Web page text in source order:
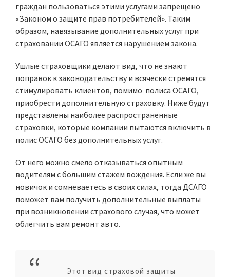
граждан пользоваться этими услугами запрещено
«Законом о защите прав потребителей». Таким
образом, навязывание дополнительных услуг при
страховании ОСАГО является нарушением закона.
Ушлые страховщики делают вид, что не знают
поправок к законодательству и всячески стремятся
стимулировать клиентов, помимо полиса ОСАГО,
приобрести дополнительную страховку. Ниже будут
представлены наиболее распространенные
страховки, которые компании пытаются включить в
полис ОСАГО без дополнительных услуг.
От него можно смело отказываться опытным
водителям с большим стажем вождения. Если же вы
новичок и сомневаетесь в своих силах, тогда ДСАГО
поможет вам получить дополнительные выплаты
при возникновении страхового случая, что может
облегчить вам ремонт авто.
Этот вид страховой защиты